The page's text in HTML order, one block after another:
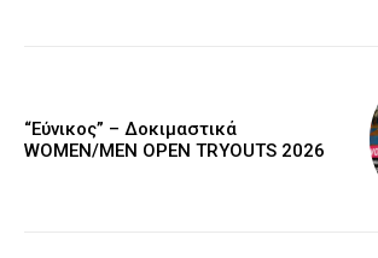
“Εύνικος” – Δοκιμαστικά
WOMEN/MEN OPEN TRYOUTS 2026